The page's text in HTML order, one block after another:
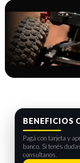
BENEFICIOS
Pagá con tarjeta y
banco. Si tenés
consultanos.